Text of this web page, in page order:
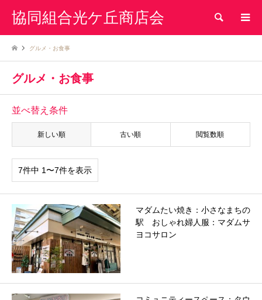
協同組合光ケ丘商店会 検索
グルメ・お食事
グルメ・お食事
並べ替え条件
新しい順 古い順 閲覧数順
7件中 1〜7件を表示
マダムたい焼き：小さなまちの
駅 おしゃれ婦人服：マダムサ
ヨコサロン